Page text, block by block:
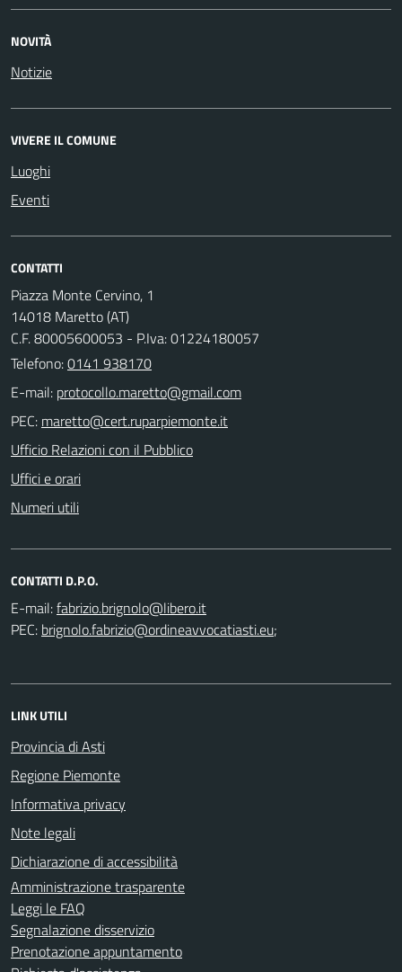
NOVITÀ
Notizie
VIVERE IL COMUNE
Luoghi
Eventi
CONTATTI
Piazza Monte Cervino, 1
14018 Maretto (AT)
C.F. 80005600053 - P.Iva: 01224180057
Telefono:0141 938170
E-mail:
PEC:
Ufficio Relazioni con il Pubblico
Uffici e orari
Numeri utili
CONTATTI D.P.O.
E-mail:
PEC:
;
LINK UTILI
Provincia di Asti
Regione Piemonte
Informativa privacy
Note legali
Dichiarazione di accessibilità
Amministrazione trasparente
Leggi le FAQ
Segnalazione disservizio
Prenotazione appuntamento